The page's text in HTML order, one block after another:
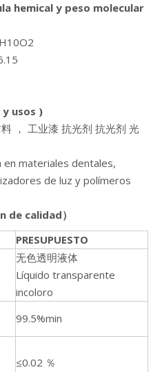
hemical y peso molecular
usos )
， 工业漆 抗光剂 抗光剂 光
en materiales dentales,
de luz y polímeros
de calidad）
PRESUPUESTO
无色透明液体
Líquido transparente
incoloro
99.5%min
≤0.02 ％